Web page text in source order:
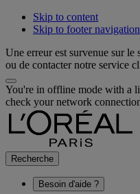
Skip to content
Skip to footer navigation
Une erreur est survenue sur le
ou de contacter notre service
You're in offline mode with a
check your network
Recherche
Besoin d'aide ?